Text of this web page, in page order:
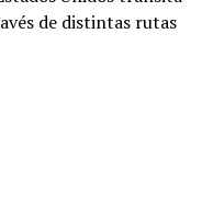
de distintas rutas